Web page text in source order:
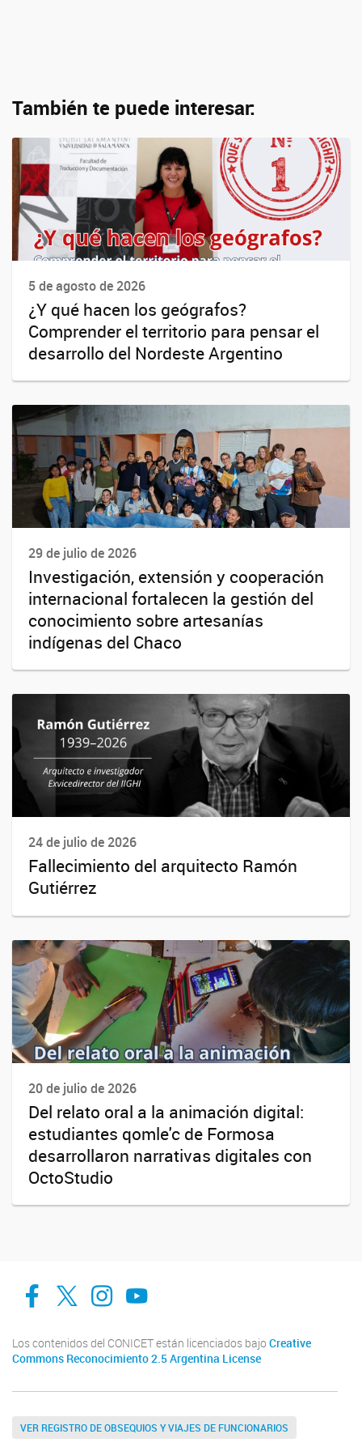
También te puede interesar:
5 de agosto de 2026
¿Y qué hacen los geógrafos?
Comprender el territorio para pensar el
desarrollo del Nordeste Argentino
29 de julio de 2026
Investigación, extensión y cooperación
internacional fortalecen la gestión del
conocimiento sobre artesanías
indígenas del Chaco
24 de julio de 2026
Fallecimiento del arquitecto Ramón
Gutiérrez
20 de julio de 2026
Del relato oral a la animación digital:
estudiantes qomle'c de Formosa
desarrollaron narrativas digitales con
OctoStudio
facebook
twitter
Instagram
Canal de Youtube
Los contenidos del CONICET están licenciados bajo Creative
Commons Reconocimiento 2.5 Argentina License
VER REGISTRO DE OBSEQUIOS Y VIAJES DE FUNCIONARIOS